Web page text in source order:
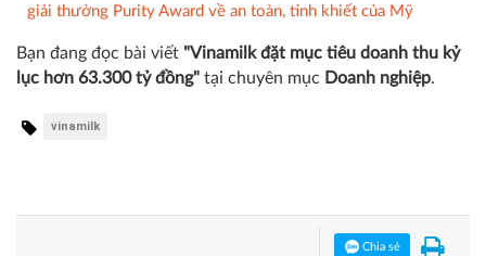
giải thưởng Purity Award về an toàn, tinh khiết của Mỹ
Bạn đang đọc bài viết "Vinamilk đặt mục tiêu doanh thu kỷ
lục hơn 63.300 tỷ đồng" tại chuyên mục Doanh nghiệp.
vinamilk
Chia sẻ